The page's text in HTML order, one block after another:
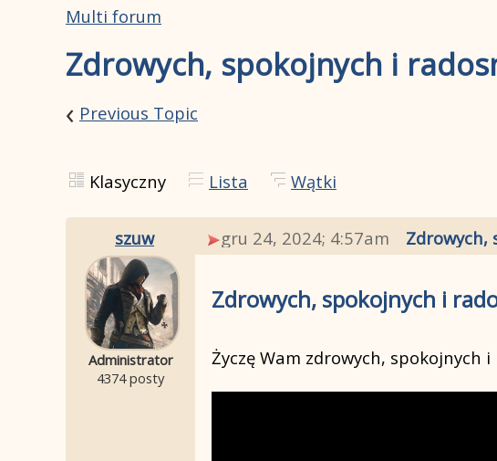
Multi forum
Zdrowych, spokojnych i
‹ Previous Topic
Klasyczny Lista Wątki
szuw gru 24, 2024; 4:57am Zdrowych,
Administrator
4374 posty
Zdrowych, spokojnych i
Życzę Wam zdrowych, spokojnych